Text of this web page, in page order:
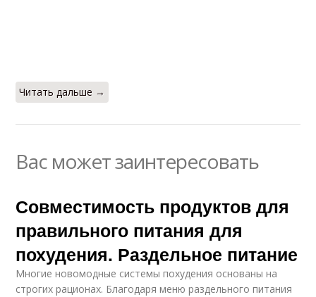
Читать дальше →
Вас может заинтересовать
Совместимость продуктов для
правильного питания для
похудения. Раздельное питание
Многие новомодные системы похудения основаны на
строгих рационах. Благодаря меню раздельного питания